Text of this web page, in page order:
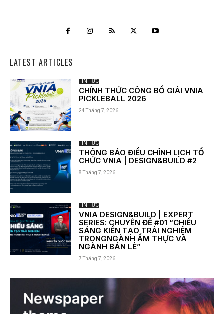
LATEST ARTICLES
TIN TỨC
CHÍNH THỨC CÔNG BỐ GIẢI VNIA
PICKLEBALL 2026
24 Tháng 7, 2026
TIN TỨC
THÔNG BÁO ĐIỀU CHỈNH LỊCH TỔ
CHỨC VNIA | DESIGN&BUILD #2
8 Tháng 7, 2026
TIN TỨC
VNIA DESIGN&BUILD | EXPERT
SERIES: CHUYÊN ĐỀ #01 “CHIẾU
SÁNG KIẾN TẠO TRẢI NGHIỆM
TRONGNGÀNH ẨM THỰC VÀ
NGÀNH BÁN LẺ”
7 Tháng 7, 2026